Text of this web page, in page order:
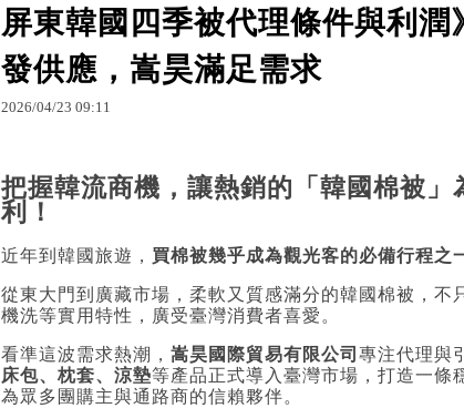
屏東韓國四季被代理條件與利
發供應，嵩昊滿足需求
2026/04/23 09:11
把握韓流商機，讓熱銷的「韓國棉被
利！
近年到韓國旅遊， 買棉被幾乎成為觀光客的必備行程之
從東大門到廣藏市場，柔軟又質感滿分的韓國棉被，不
機洗等實用特性，廣受臺灣消費者喜愛。
看準這波需求熱潮， 嵩昊國際貿易有限公司 專注代理與
床包、枕套、涼墊等產品正式導入臺灣市場，打造一條
為眾多團購主與通路商的信賴夥伴。